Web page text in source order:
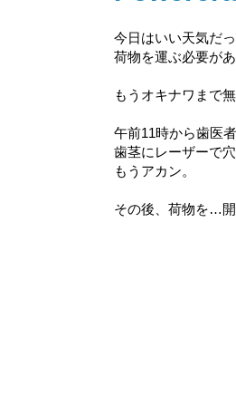
今日はいい天気だっ
荷物を運ぶ必要が
もうオキナワまで
午前11時から歯医者
歯茎にレーザーで
もうアカン。
その後、荷物を…